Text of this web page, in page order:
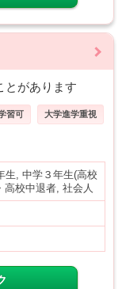
とがあります
習可 大学進学重視
生, 中学３年生(高校
校中退者, 社会人